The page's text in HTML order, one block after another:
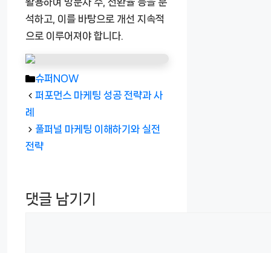
석하고, 이를 바탕으로 개선 지속적
으로 이루어져야 합니다.
카
테
리
슈퍼NOW
퍼포먼스 마케팅 성공 전략과 사
례
풀퍼널 마케팅 이해하기와 실전
전략
댓글 남기기